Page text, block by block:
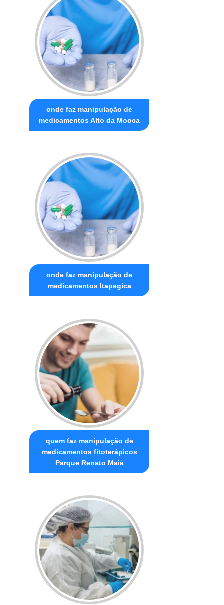
onde faz manipulação de
medicamentos Alto da Mooca
onde faz manipulação de
medicamentos Itapegica
quem faz manipulação de
medicamentos fitoterápicos
Parque Renato Maia